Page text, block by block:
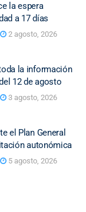
la espera
a 17 días
2 agosto, 2026
la información
12 de agosto
3 agosto, 2026
el Plan General
autonómica
5 agosto, 2026